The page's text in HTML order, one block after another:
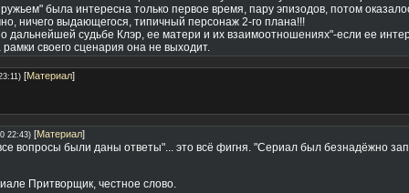
была интересна только первое время, пару эпизодов, потом
ничего выдающегося, типичный персонаж 2-го плана!!!
дальнейшей судьбе Клэр, ее матери и их взаимоотношениях"-если ее
своего сценария она не выходит.
[Материал]
22:43)[Материал]
вопросы были даны ответы"... это всё фигня. "Сериал был безнадёжно
Притворщик, честное слово.